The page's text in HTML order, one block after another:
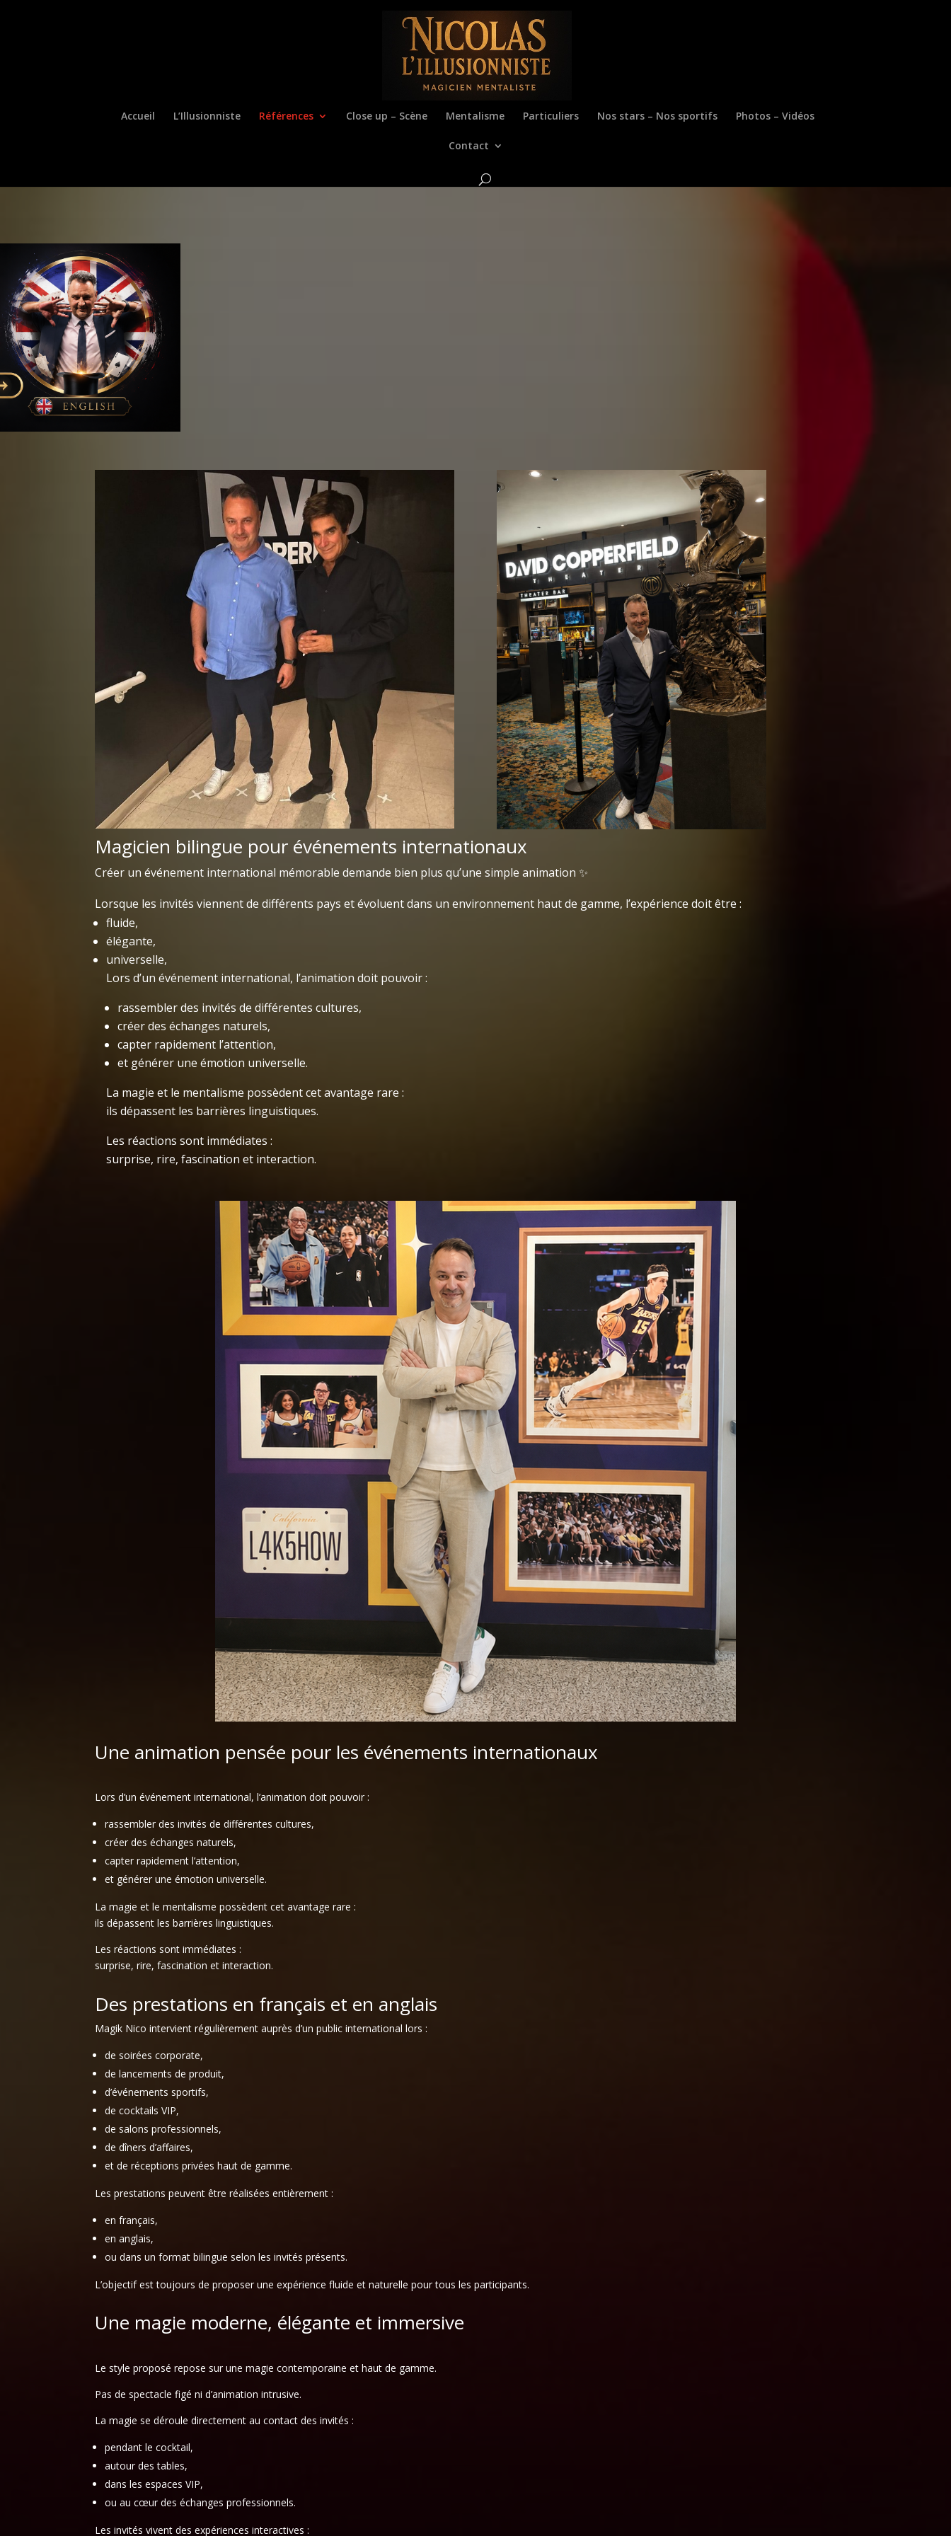
Accueil L’Illusionniste Références Close up – Scène Mentalisme Particuliers Nos stars – Nos sportifs Photos – Vidéos
Contact
Magicien bilingue pour événements internationaux
Créer un événement international mémorable demande bien plus qu’une simple animation ✨
Lorsque les invités viennent de différents pays et évoluent dans un environnement haut de gamme, l’expérience doit être :
fluide,
élégante,
universelle,
Lors d’un événement international, l’animation doit pouvoir :
rassembler des invités de différentes cultures,
créer des échanges naturels,
capter rapidement l’attention,
et générer une émotion universelle.
La magie et le mentalisme possèdent cet avantage rare :
ils dépassent les barrières linguistiques.
Les réactions sont immédiates :
surprise, rire, fascination et interaction.
Une animation pensée pour les événements internationaux
Lors d’un événement international, l’animation doit pouvoir :
rassembler des invités de différentes cultures,
créer des échanges naturels,
capter rapidement l’attention,
et générer une émotion universelle.
La magie et le mentalisme possèdent cet avantage rare :
ils dépassent les barrières linguistiques.
Les réactions sont immédiates :
surprise, rire, fascination et interaction.
Des prestations en français et en anglais
Magik Nico intervient régulièrement auprès d’un public international lors :
de soirées corporate,
de lancements de produit,
d’événements sportifs,
de cocktails VIP,
de salons professionnels,
de dîners d’affaires,
et de réceptions privées haut de gamme.
Les prestations peuvent être réalisées entièrement :
en français,
en anglais,
ou dans un format bilingue selon les invités présents.
L’objectif est toujours de proposer une expérience fluide et naturelle pour tous les participants.
Une magie moderne, élégante et immersive
Le style proposé repose sur une magie contemporaine et haut de gamme.
Pas de spectacle figé ni d’animation intrusive.
La magie se déroule directement au contact des invités :
pendant le cocktail,
autour des tables,
dans les espaces VIP,
ou au cœur des échanges professionnels.
Les invités vivent des expériences interactives :